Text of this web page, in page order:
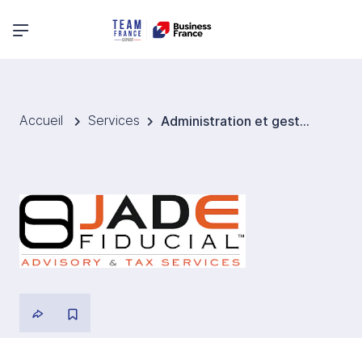
Menu principal
Accueil Services Administration et gestion de filiale Etats-Unis - Jade Fiducial